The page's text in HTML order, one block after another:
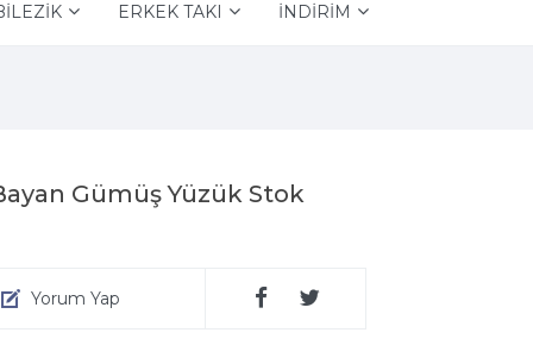
ERKEK TAKI İNDİRİM
Gümüş Yüzük Stok
Yorum Yap